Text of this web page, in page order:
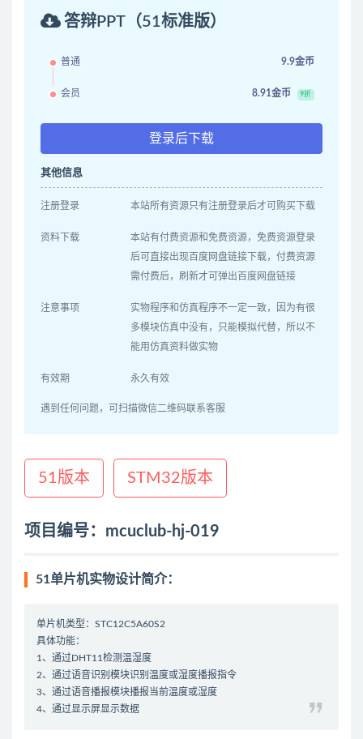
答辩PPT（51标准版）
普通 9.9金币
会员 8.91金币 9折
登录后下载
其他信息
注册登录 本站所有资源只有注册登录后才可购买下载
资料下载
本站有付费资源和免费资源，免费资源登录
后可直接出现百度网盘链接下载，付费资源
需付费后，刷新才可弹出百度网盘链接
注意事项
实物程序和仿真程序不一定一致，因为有很
多模块仿真中没有，只能模拟代替，所以不
能用仿真资料做实物
有效期 永久有效
遇到任何问题，可扫描微信二维码联系客服
51版本 STM32版本
项目编号：mcuclub-hj-019
51单片机实物设计简介：
单片机类型：STC12C5A60S2
具体功能：
1、通过DHT11检测温湿度
2、通过语音识别模块识别温度或湿度播报指令
3、通过语音播报模块播报当前温度或湿度
4、通过显示屏显示数据